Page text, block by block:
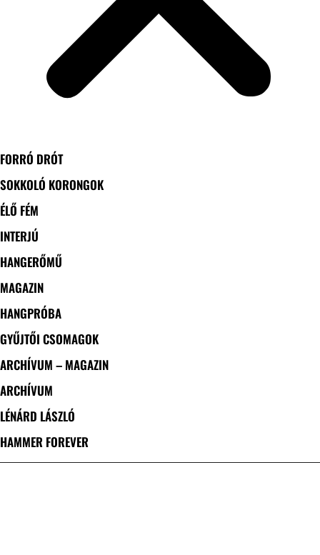
FORRÓ DRÓT
SOKKOLÓ KORONGOK
ÉLŐ FÉM
INTERJÚ
HANGERŐMŰ
MAGAZIN
HANGPRÓBA
GYŰJTŐI CSOMAGOK
ARCHÍVUM – MAGAZIN
ARCHÍVUM
LÉNÁRD LÁSZLÓ
HAMMER FOREVER